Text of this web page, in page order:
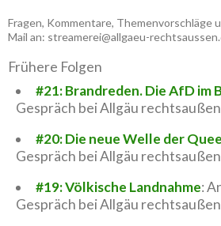
Fragen, Kommentare, Themenvorschläge
Mail an: streamerei@allgaeu-
Frühere Folgen
#21: Brandreden. Die AfD im
Gespräch bei Allgäu rechtsaußen
#20: Die neue Welle der
Gespräch bei Allgäu rechtsaußen
#19: Völkische Landnahme:
Gespräch bei Allgäu rechtsaußen